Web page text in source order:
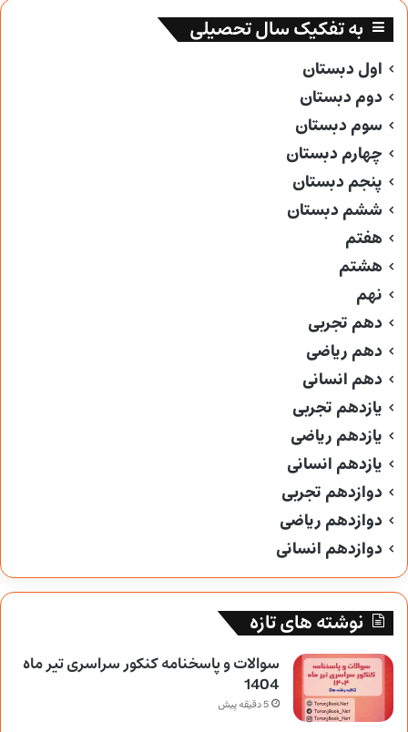
به تفکیک سال تحصیلی
اول دبستان
دوم دبستان
سوم دبستان
چهارم دبستان
پنجم دبستان
ششم دبستان
هفتم
هشتم
نهم
دهم تجربی
دهم ریاضی
دهم انسانی
یازدهم تجربی
یازدهم ریاضی
یازدهم انسانی
دوازدهم تجربی
دوازدهم ریاضی
دوازدهم انسانی
نوشته های تازه
سوالات و پاسخنامه کنکور سراسری تیر ماه
1404
5 دقیقه پیش